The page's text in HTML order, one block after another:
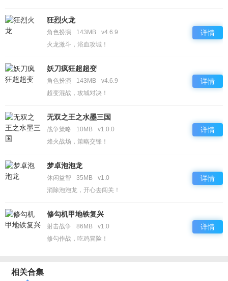
狂烈火龙
角色扮演 143MB
v4.6.9
火龙激斗，浴血攻城！
详情
妖刀疯狂超超变
角色扮演 143MB
v4.6.9
超变混战，攻城对决！
详情
无双之王之水墨三国
战争策略 10MB
v1.0.0
烽火战场，策略交锋！
详情
梦卓泡泡龙
休闲益智 35MB
v1.0
消除泡泡龙，开心去闯关！
详情
修勾机甲地铁复兴
射击战争 86MB
v1.0
修勾作战，吃鸡冒险！
详情
相关合集